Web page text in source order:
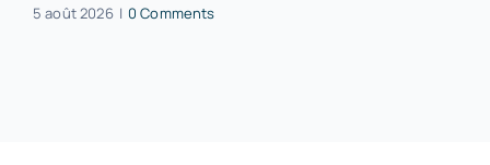
5 août 2026 | 0 Comments